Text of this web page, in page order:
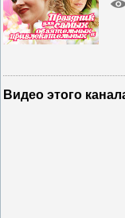
Видео этого